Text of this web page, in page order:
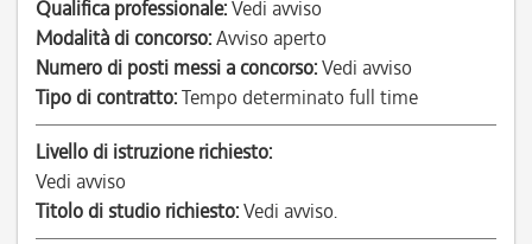
Qualifica professionale:Vedi avviso
Modalità di concorso:Avviso aperto
Numero di posti messi a concorso:Vedi avviso
Tipo di contratto:Tempo determinato full time
Livello di istruzione richiesto:
Vedi avviso
Titolo di studio richiesto:Vedi avviso.